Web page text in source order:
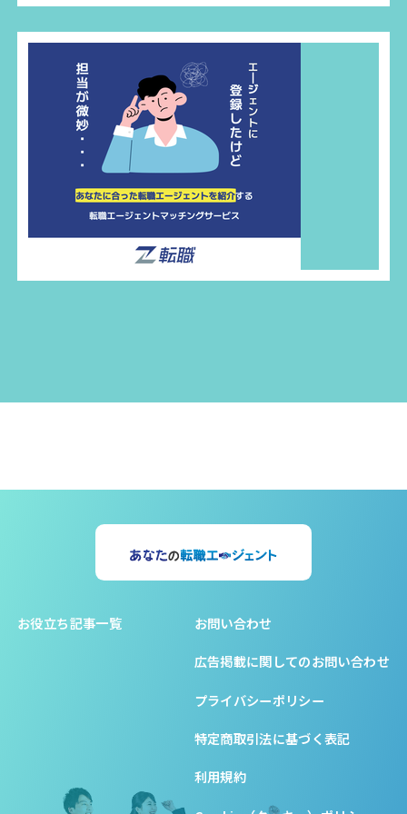
お役立ち記事一覧 お問い合わせ
広告掲載に関してのお問い合わせ
プライバシーポリシー
特定商取引法に基づく表記
利用規約